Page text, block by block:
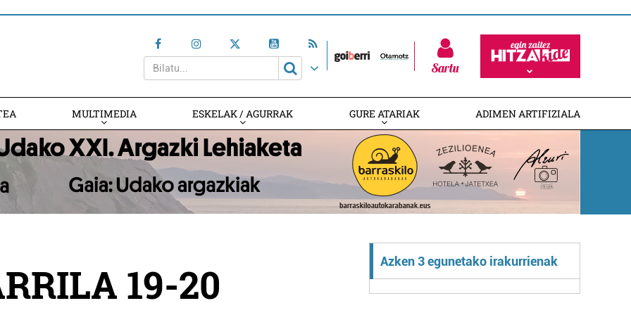
Sartu
MULTIMEDIA ESKELAK / AGURRAK GURE ATARIAK ADIMEN ARTIFIZIALA
19-20 Azken 3 egunetako irakurrienak